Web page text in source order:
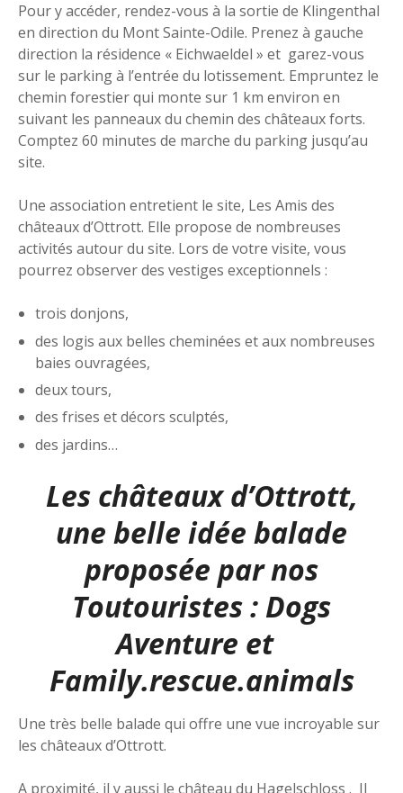
Pour y accéder, rendez-vous à la sortie de Klingenthal
en direction du Mont Sainte-Odile. Prenez à gauche
direction la résidence « Eichwaeldel » et garez-vous
sur le parking à l’entrée du lotissement. Empruntez le
chemin forestier qui monte sur 1 km environ en
suivant les panneaux du chemin des châteaux forts.
Comptez 60 minutes de marche du parking jusqu’au
site.
Une association entretient le site, Les Amis des
châteaux d’Ottrott. Elle propose de nombreuses
activités autour du site. Lors de votre visite, vous
pourrez observer des vestiges exceptionnels :
trois donjons,
des logis aux belles cheminées et aux nombreuses
baies ouvragées,
deux tours,
des frises et décors sculptés,
des jardins…
Les châteaux d’Ottrott,
une belle idée balade
proposée par nos
Toutouristes : Dogs
Aventure et
Family.rescue.animals
Une très belle balade qui offre une vue incroyable sur
les châteaux d’Ottrott.
A proximité, il y aussi le château du Hagelschloss . Il